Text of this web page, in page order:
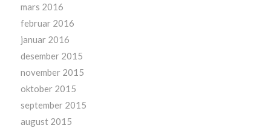
mars 2016
februar 2016
januar 2016
desember 2015
november 2015
oktober 2015
september 2015
august 2015